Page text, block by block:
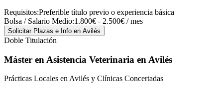
Requisitos:Preferible título previo o experiencia básica
Bolsa / Salario Medio:1.800€ - 2.500€ / mes
Solicitar Plazas e Info en Avilés
Doble Titulación
Máster en Asistencia Veterinaria en Avilés
Prácticas Locales en Avilés y Clínicas Concertadas